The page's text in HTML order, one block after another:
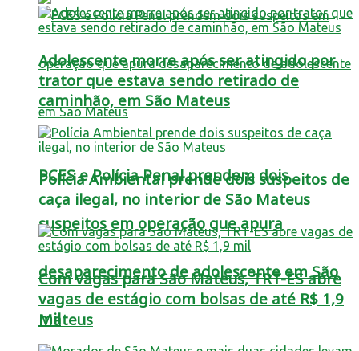
PCES e Polícia Penal prendem dois
suspeitos em operação que apura
desaparecimento de adolescente em São
Mateus
Adolescente morre após ser atingido por
trator que estava sendo retirado de
caminhão, em São Mateus
Polícia Ambiental prende dois suspeitos de
caça ilegal, no interior de São Mateus
Com vagas para São Mateus, TRT-ES abre
vagas de estágio com bolsas de até R$ 1,9
mil